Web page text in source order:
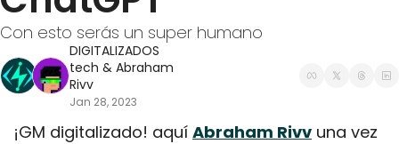
Con esto serás un super humano
DIGITALIZADOS
tech & Abraham
Rivv
Jan 28, 2023
¡GM digitalizado! aquí Abraham Rivv una vez